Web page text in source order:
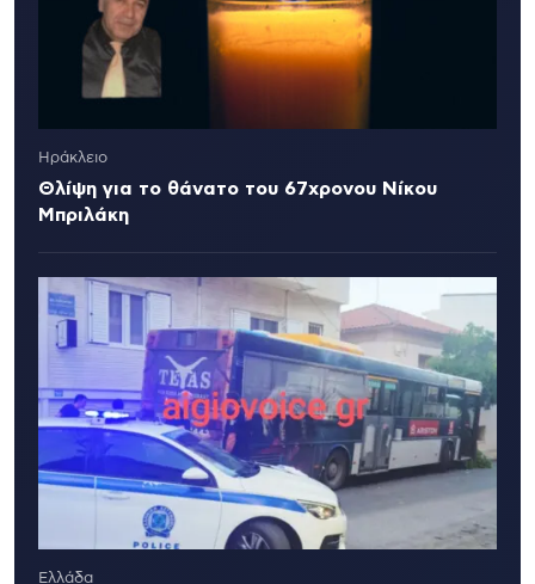
Ηράκλειο
Θλίψη για το θάνατο του 67χρονου Νίκου
Μπριλάκη
Ελλάδα